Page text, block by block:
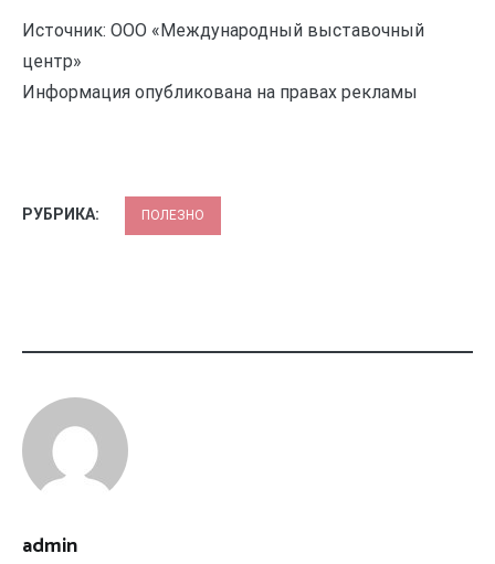
Источник: ООО «Международный выставочный
центр»
Информация опубликована на правах рекламы
РУБРИКА: ПОЛЕЗНО
admin